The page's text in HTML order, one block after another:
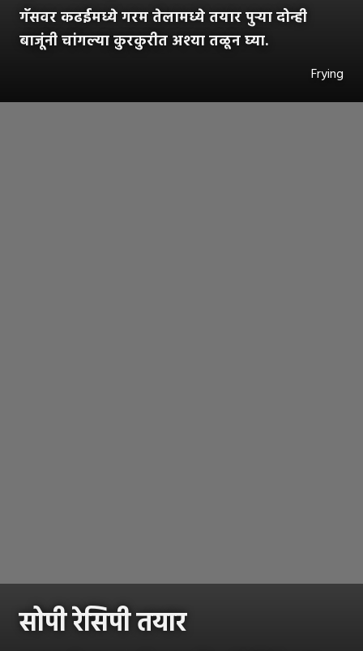
गॅसवर कढईमध्ये गरम तेलामध्ये तयार पुऱ्या दोन्ही
बाजूंनी चांगल्या कुरकुरीत अश्या तळून घ्या.
Frying
सोपी रेसिपी तयार